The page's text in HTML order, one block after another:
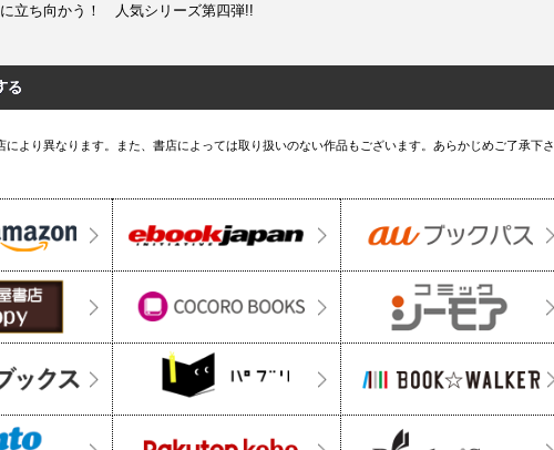
立ち向かう！ 人気シリーズ第四弾!!
より異なります。また、書店によっては取り扱いのない作品もございます。あらかじめご了承下さ